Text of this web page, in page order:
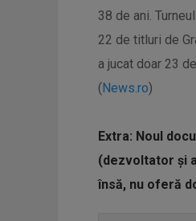
38 de ani.
22 de titluri de
a jucat doar 23
(News.ro)
Extra: Noul
(dezvoltator și
însă, nu oferă